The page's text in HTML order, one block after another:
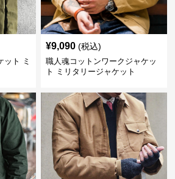
ット ミ
¥9,090 (税込)
職人魂コットンワークジャケッ
ト ミリタリージャケット